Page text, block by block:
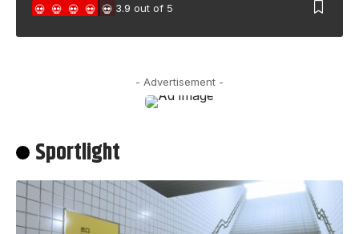
3.9 out of 5
- Advertisement -
Sportlight